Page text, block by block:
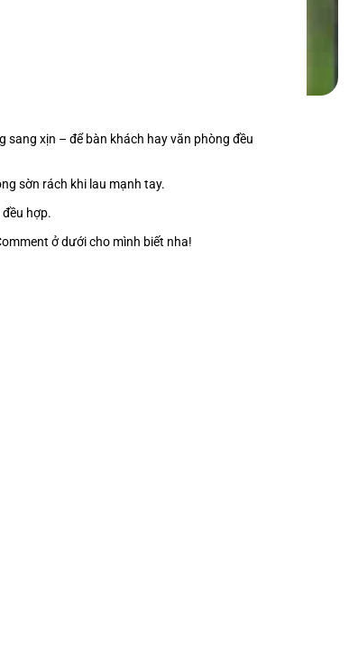
sang xịn – để bàn khách hay văn phòng đều
sờn rách khi lau mạnh tay.
hợp.
ở dưới cho mình biết nha!